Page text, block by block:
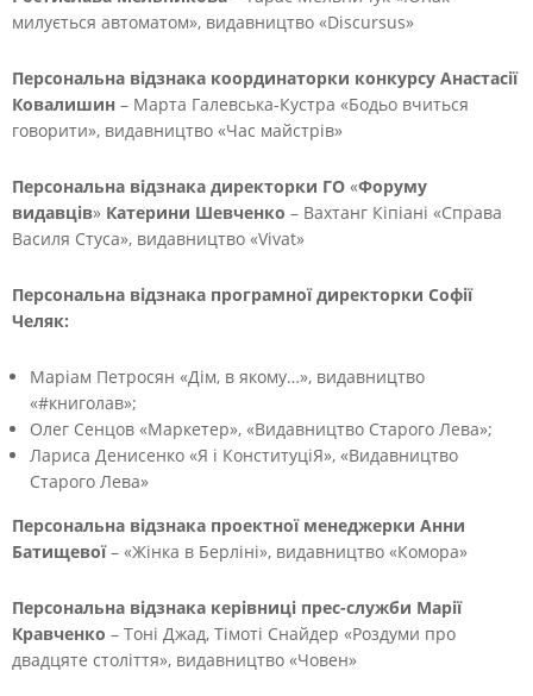
милується автоматом», видавництво «Discursus»
Персональна відзнака координаторки конкурсу Анастасії
Ковалишин – Марта Галевська-Кустра «Бодьо вчиться
говорити», видавництво «Час майстрів»
Персональна відзнака директорки ГО «Форуму
видавців» Катерини Шевченко – Вахтанг Кіпіані «Справа
Василя Стуса», видавництво «Vivat»
Персональна відзнака програмної директорки Софії
Челяк:
Маріам Петросян «Дім, в якому…», видавництво
«#книголав»;
Олег Сенцов «Маркетер», «Видавництво Старого Лева»;
Лариса Денисенко «Я і КонституціЯ», «Видавництво
Старого Лева»
Персональна відзнака проектної менеджерки Анни
Батищевої– «Жінка в Берліні», видавництво «Комора»
Персональна відзнака керівниці прес-служби Марії
Кравченко – Тоні Джад, Тімоті Снайдер «Роздуми про
двадцяте століття», видавництво «Човен»